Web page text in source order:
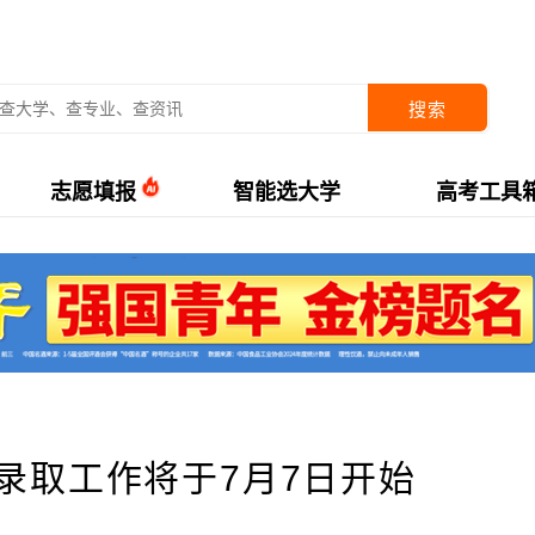
搜索
志愿填报 智能选大学 高考工具
取工作将于7月7日开始